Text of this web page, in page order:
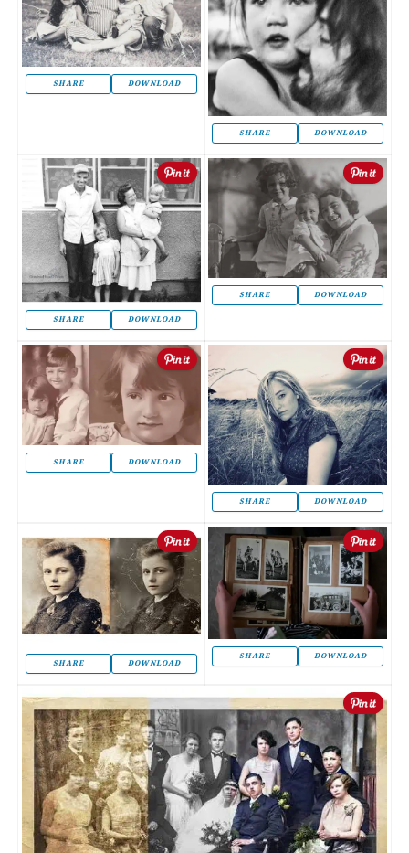
SHARE DOWNLOAD
SHARE DOWNLOAD
SHARE DOWNLOAD
SHARE DOWNLOAD
SHARE DOWNLOAD
SHARE DOWNLOAD
SHARE DOWNLOAD
SHARE DOWNLOAD